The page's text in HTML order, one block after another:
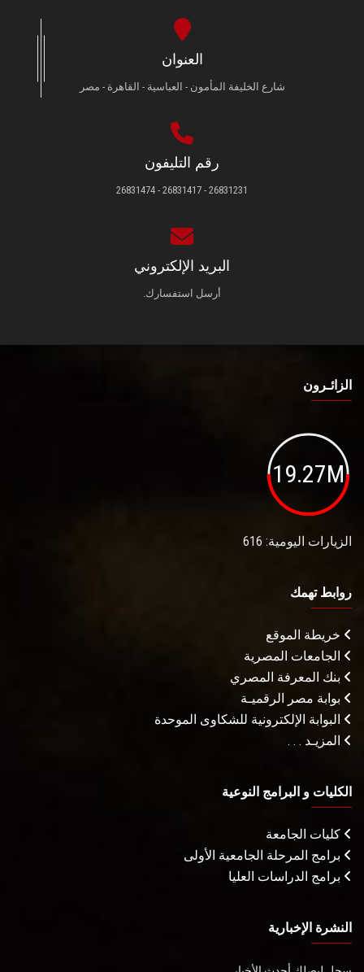
العنوان
شارع الخليفة المأمون - العباسية - القاهرة - مصر
رقم التليفون
26831231 - 26831417 - 26831474
البريد الإلكتروني
أرسل استفسارك.
الزائـرون
19.27M
الزيارات اليومية: 616
روابط تهمك
خريطة الموقع
الجامعات المصرية
بنك المعرفة المصري
بوابة مصر الرقميـة
البوابة الإلكترونية للشكاوى الموحدة
المزيـد . . .
الكليات و البرامج النوعية
كليات الجامعة
برامج المرحلة الجامعية الأولى
برامج الدراسات العليا
النشرة الإخبارية